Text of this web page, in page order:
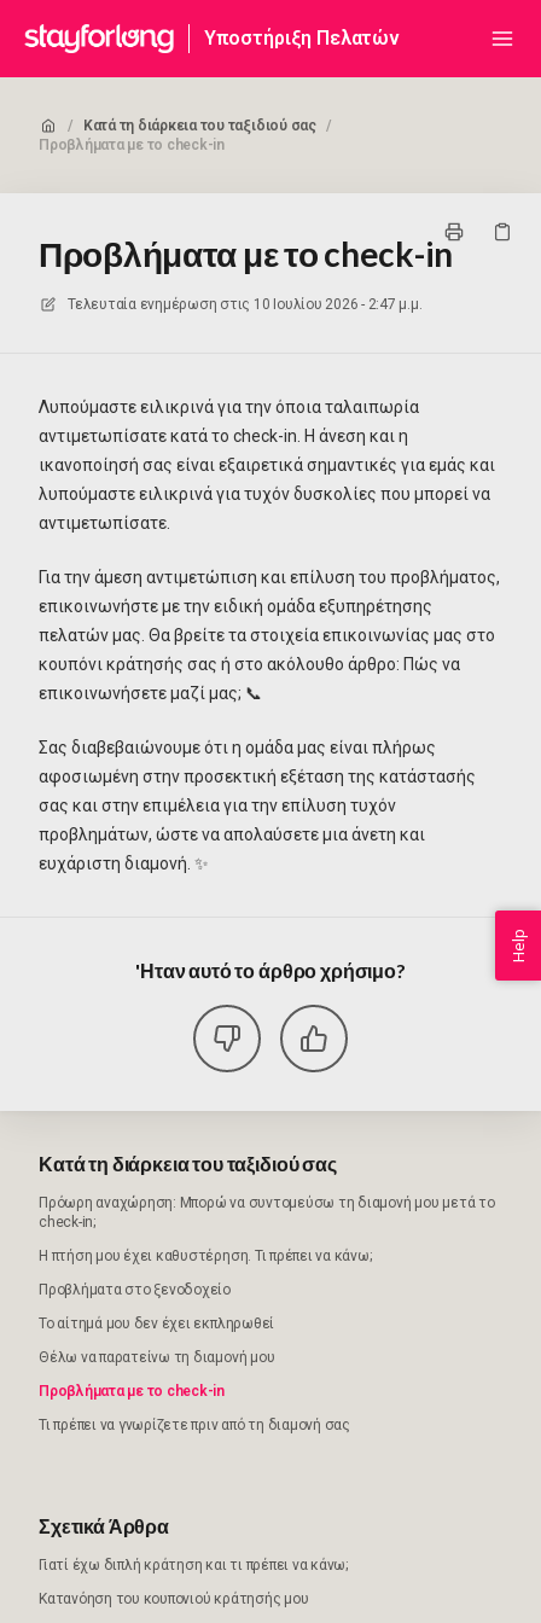
Υποστήριξη Πελατών
/ Κατά τη διάρκεια του ταξιδιού σας /
Προβλήματα με το check-in
Προβλήματα με το check-in
Τελευταία ενημέρωση στις 10 Ιουλίου 2026 - 2:47 μ.μ.
Λυπούμαστε ειλικρινά για την όποια ταλαιπωρία
αντιμετωπίσατε κατά το check-in. Η άνεση και η
ικανοποίησή σας είναι εξαιρετικά σημαντικές για εμάς και
λυπούμαστε ειλικρινά για τυχόν δυσκολίες που μπορεί να
αντιμετωπίσατε.
Για την άμεση αντιμετώπιση και επίλυση του προβλήματος,
επικοινωνήστε με την ειδική ομάδα εξυπηρέτησης
πελατών μας. Θα βρείτε τα στοιχεία επικοινωνίας μας στο
κουπόνι κράτησής σας ή στο ακόλουθο άρθρο: Πώς να
επικοινωνήσετε μαζί μας; 📞
Σας διαβεβαιώνουμε ότι η ομάδα μας είναι πλήρως
αφοσιωμένη στην προσεκτική εξέταση της κατάστασής
σας και στην επιμέλεια για την επίλυση τυχόν
προβλημάτων, ώστε να απολαύσετε μια άνετη και
ευχάριστη διαμονή. ✨
'Ηταν αυτό το άρθρο χρήσιμο?
Κατά τη διάρκεια του ταξιδιού σας
Πρόωρη αναχώρηση: Μπορώ να συντομεύσω τη διαμονή μου μετά το
check-in;
Η πτήση μου έχει καθυστέρηση. Τι πρέπει να κάνω;
Προβλήματα στο ξενοδοχείο
Το αίτημά μου δεν έχει εκπληρωθεί
Θέλω να παρατείνω τη διαμονή μου
Προβλήματα με το check-in
Τι πρέπει να γνωρίζετε πριν από τη διαμονή σας
Σχετικά Άρθρα
Γιατί έχω διπλή κράτηση και τι πρέπει να κάνω;
Κατανόηση του κουπονιού κράτησής μου
Help